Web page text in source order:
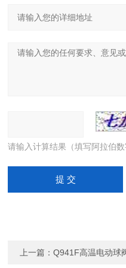
请输入计算结果（填写阿拉伯
上一篇：Q941F高温电动球